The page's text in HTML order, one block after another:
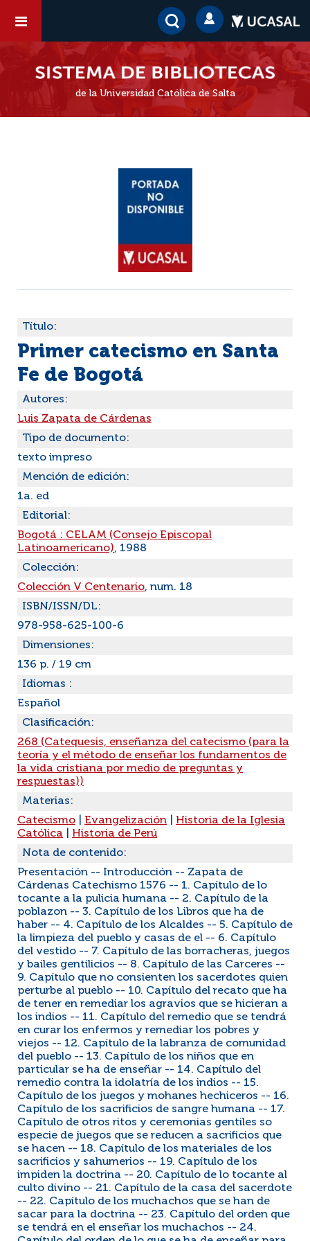
de la Universidad Católica de Salta
Título:
Primer catecismo en Santa
Fe de Bogotá
Autores:
Luis Zapata de Cárdenas
Tipo de documento:
texto impreso
Mención de edición:
1a. ed
Editorial:
Bogotá : CELAM (Consejo Episcopal
Latinoamericano), 1988
Colección:
Colección V Centenario, num. 18
ISBN/ISSN/DL:
978-958-625-100-6
Dimensiones:
136 p. / 19 cm
Idiomas :
Español
Clasificación:
268 (Catequesis, enseñanza del catecismo (para la
teoría y el método de enseñar los fundamentos de
la vida cristiana por medio de preguntas y
respuestas))
Materias:
Catecismo
Evangelización
Historia de la Iglesia
Católica
Historia de Perú
Nota de contenido:
Presentación -- Introducción -- Zapata de
Cárdenas Catechismo 1576 -- 1. Capítulo de lo
tocante a la pulicia humana -- 2. Capítulo de la
poblazon -- 3. Capítulo de los Libros que ha de
haber -- 4. Capítulo de los Alcaldes -- 5. Capítulo de
la limpieza del pueblo y casas de el -- 6. Capítulo
del vestido -- 7. Capítulo de las borracheras, juegos
y bailes gentilicios -- 8. Capítulo de las Carceres --
9. Capítulo que no consienten los sacerdotes quien
perturbe al pueblo -- 10. Capítulo del recato que ha
de tener en remediar los agravios que se hicieran a
los indios -- 11. Capítulo del remedio que se tendrá
en curar los enfermos y remediar los pobres y
viejos -- 12. Capítulo de la labranza de comunidad
del pueblo -- 13. Capítulo de los niños que en
particular se ha de enseñar -- 14. Capítulo del
remedio contra la idolatría de los indios -- 15.
Capítulo de los juegos y mohanes hechiceros -- 16.
Capítulo de los sacrificios de sangre humana -- 17.
Capítulo de otros ritos y ceremonias gentiles so
especie de juegos que se reducen a sacrificios que
se hacen -- 18. Capítulo de los materiales de los
sacrificios y sahumerios -- 19. Capítulo de los
impiden la doctrina -- 20. Capítulo de lo tocante al
culto divino -- 21. Capítulo de la casa del sacerdote
-- 22. Capítulo de los muchachos que se han de
sacar para la doctrina -- 23. Capítulo del orden que
se tendrá en el enseñar los muchachos -- 24.